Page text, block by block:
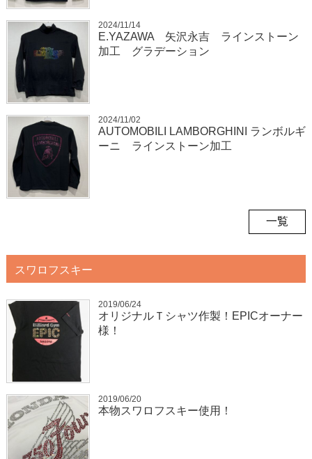
2024/11/14
E.YAZAWA 矢沢永吉 ラインストーン
加工 グラデーション
2024/11/02
AUTOMOBILI LAMBORGHINI ランボルギ
ーニ ラインストーン加工
一覧
スワロフスキー
2019/06/24
オリジナルＴシャツ作製！EPICオーナー
様！
2019/06/20
本物スワロフスキー使用！